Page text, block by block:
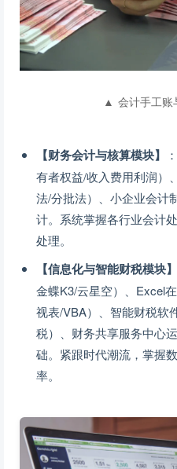
▲ 会计手工账
【财务会计与核算模块】
有者权益/收入费用利润）
法/分批法）、小企业会计
计。系统掌握各行业会计
处理。
【信息化与智能财税模块】
金蝶K3/云星空）、Excel
视表/VBA）、智能财税软
税）、财务共享服务中心
础。紧跟时代潮流，掌握
率。